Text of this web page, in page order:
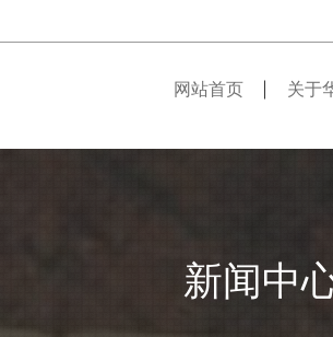
网站首页 关于
新闻中